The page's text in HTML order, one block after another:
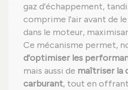
gaz d'échappement,
comprime l'air avant de
dans le moteur,
Ce mécanisme permet,
d'optimiser les
mais aussi de maîtriser la
carburant, tout en